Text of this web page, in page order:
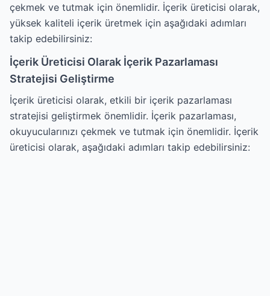
çekmek ve tutmak için önemlidir. İçerik üreticisi olarak,
yüksek kaliteli içerik üretmek için aşağıdaki adımları
takip edebilirsiniz:
İçerik Üreticisi Olarak İçerik Pazarlaması
Stratejisi Geliştirme
İçerik üreticisi olarak, etkili bir içerik pazarlaması
stratejisi geliştirmek önemlidir. İçerik pazarlaması,
okuyucularınızı çekmek ve tutmak için önemlidir. İçerik
üreticisi olarak, aşağıdaki adımları takip edebilirsiniz: